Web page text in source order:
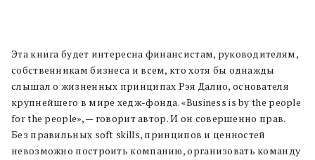
Эта книга будет интересна финансистам, руководителям,
собственникам бизнеса и всем, кто хотя бы однажды
слышал о жизненных принципах Рэя Далио, основателя
крупнейшего в мире хедж-фонда. «Business is by the people
for the people», — говорит автор. И он совершенно прав.
Без правильных soft skills, принципов и ценностей
невозможно построить компанию, организовать команду